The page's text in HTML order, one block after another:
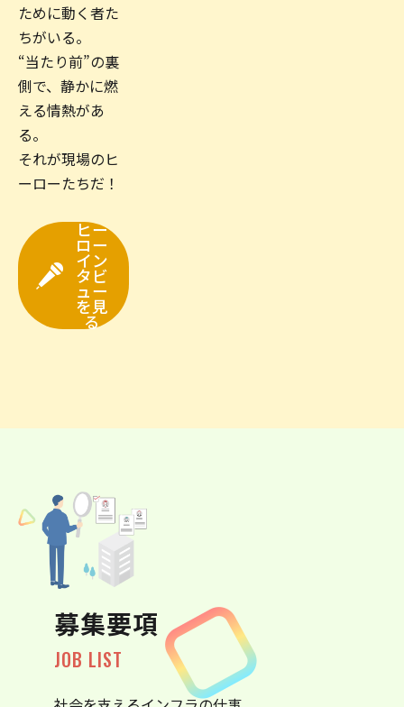
ために動く者た
ちがいる。
“当たり前”の裏
側で、静かに燃
える情熱があ
る。
それが現場のヒ
ーローたちだ！
ヒー
ロー
イン
タビ
ュー
を見
る
募集要項
JOB LIST